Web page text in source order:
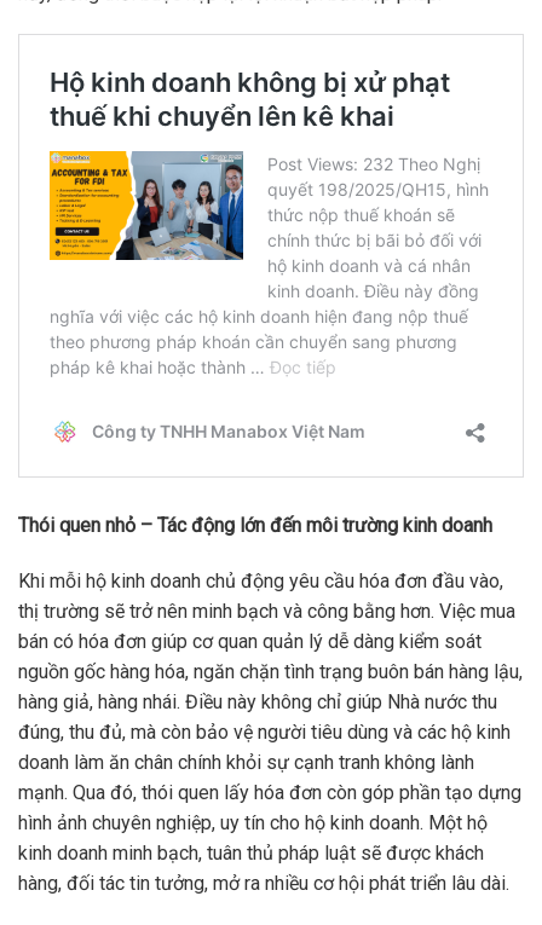
Thói quen nhỏ – Tác động lớn đến môi trường kinh doanh
Khi mỗi hộ kinh doanh chủ động yêu cầu hóa đơn đầu vào,
thị trường sẽ trở nên minh bạch và công bằng hơn. Việc mua
bán có hóa đơn giúp cơ quan quản lý dễ dàng kiểm soát
nguồn gốc hàng hóa, ngăn chặn tình trạng buôn bán hàng lậu,
hàng giả, hàng nhái. Điều này không chỉ giúp Nhà nước thu
đúng, thu đủ, mà còn bảo vệ người tiêu dùng và các hộ kinh
doanh làm ăn chân chính khỏi sự cạnh tranh không lành
mạnh. Qua đó, thói quen lấy hóa đơn còn góp phần tạo dựng
hình ảnh chuyên nghiệp, uy tín cho hộ kinh doanh. Một hộ
kinh doanh minh bạch, tuân thủ pháp luật sẽ được khách
hàng, đối tác tin tưởng, mở ra nhiều cơ hội phát triển lâu dài.